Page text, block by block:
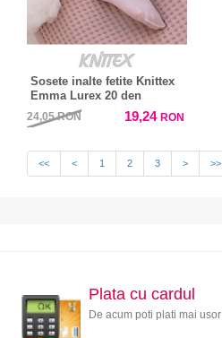
Sosete inalte fetite Knittex
Emma Lurex 20 den
24,05RON 19,24 RON
<< < 1 2 3 > >>
Plata cu cardul
De acum poti plati mai usor